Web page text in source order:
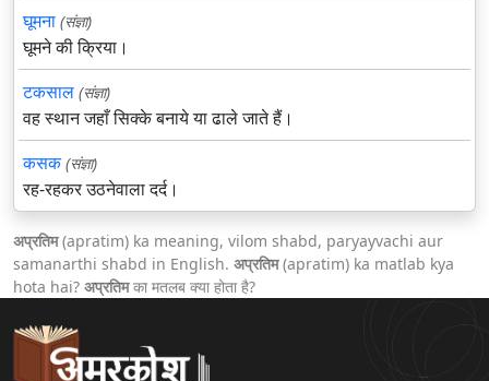
घूमना (संज्ञा)
घूमने की क्रिया।
टकसाल (संज्ञा)
वह स्थान जहाँ सिक्के बनाये या ढाले जाते हैं।
कसक (संज्ञा)
रह-रहकर उठनेवाला दर्द।
अप्रतिम(apratim) ka meaning, vilom shabd, paryayvachi aur
samanarthi shabd in English. अप्रतिम(apratim) ka matlab kya
hota hai? अप्रतिमका मतलब क्या होता है?